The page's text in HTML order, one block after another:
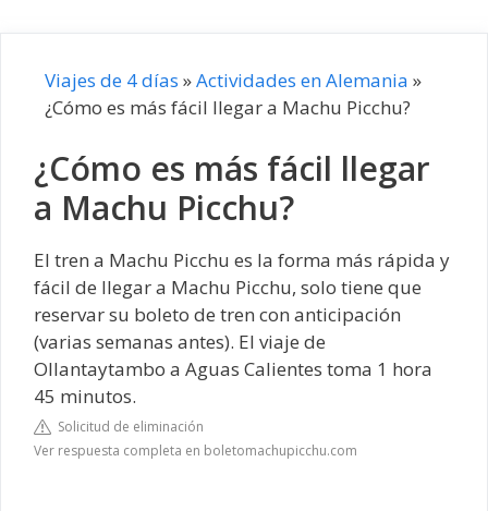
Viajes de 4 días »Actividades en Alemania »
¿Cómo es más fácil llegar a Machu Picchu?
¿Cómo es más fácil llegar
a Machu Picchu?
El tren a Machu Picchu es la forma más rápida y
fácil de llegar a Machu Picchu, solo tiene que
reservar su boleto de tren con anticipación
(varias semanas antes). El viaje de
Ollantaytambo a Aguas Calientes toma 1 hora
45 minutos.
Solicitud de eliminación
Ver respuesta completa en boletomachupicchu.com